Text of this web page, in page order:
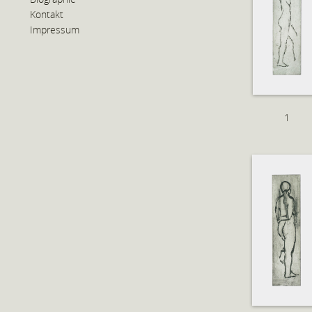
Kontakt
Impressum
1